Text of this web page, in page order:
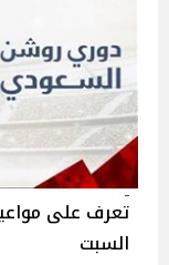
تعرف على
السبت